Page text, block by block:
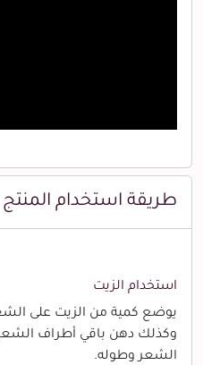
طريقة استخدام المنتج
استخدام الزيت
يوضع كمية من الزيت على
وكذلك دهن باقي أطراف
الشعر وطوله.